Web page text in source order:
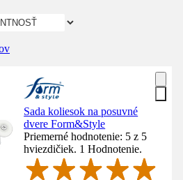
Sada koliesok na posuvné
dvere Form&Style
Priemerné hodnotenie: 5 z 5
hviezdičiek. 1 Hodnotenie.